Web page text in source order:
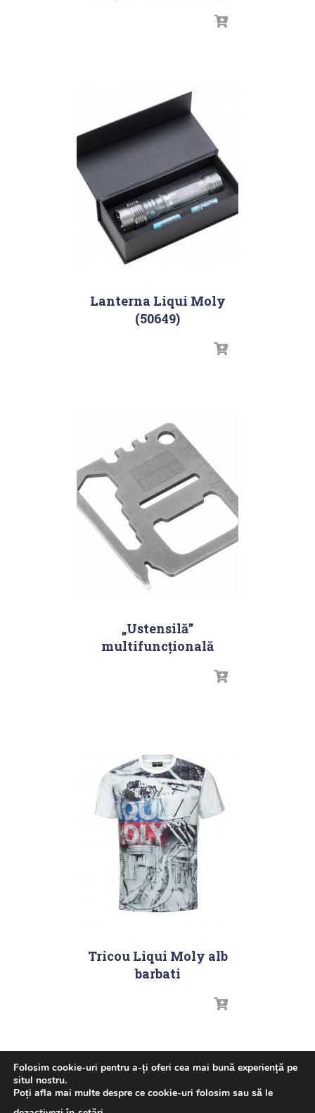
Lanterna Liqui Moly
(50649)
„Ustensilă”
multifuncțională
Tricou Liqui Moly alb
barbati
ACASA GHID ULEI – LIQUI MOLY NOUTATI
Folosim cookie-uri pentru a-ți oferi cea mai bună experiență pe
situl nostru.
Poți afla mai multe despre ce cookie-uri folosim sau să le